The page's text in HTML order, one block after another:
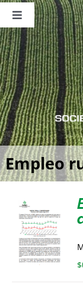
Saltar
contenido
Toggle
Navigation
Nosotros
Sala de
Eventos
Empleo
$